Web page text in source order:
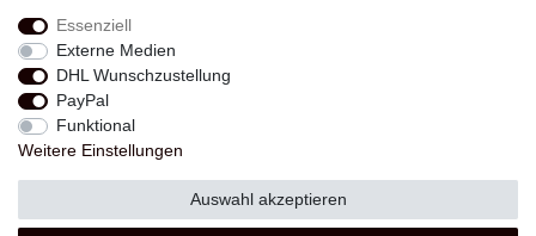
Widerrufs­recht
Daten­schutz­erklärung
© Copyright 2026 | Alle Rechte vorbehalten.
Essenziell
Externe Medien
DHL Wunschzustellung
PayPal
Funktional
Weitere Einstellungen
Auswahl akzeptieren